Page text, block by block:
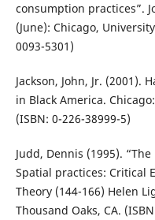
consumption practices”.
(June): Chicago,
0093-5301)
Jackson, John, Jr. (2001).
in Black America.
(ISBN: 0-226-38999-5)
Judd, Dennis (1995).
Spatial practices: Critical
Theory (144-166) Helen
Thousand Oaks, CA.